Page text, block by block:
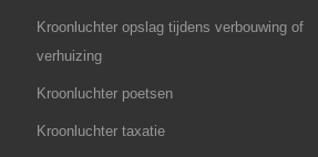
Kroonluchter opslag tijdens verbouwing of
verhuizing
Kroonluchter poetsen
Kroonluchter taxatie